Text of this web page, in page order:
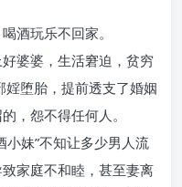
酒玩乐不回家。
婆婆，生活窘迫，贫穷
堕胎，提前透支了婚姻
，怨不得任何人。
小妹”不知让多少男人流
家庭不和睦，甚至妻离